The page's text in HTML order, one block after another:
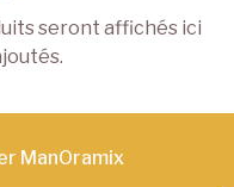
seront affichés ici
ManOramix​